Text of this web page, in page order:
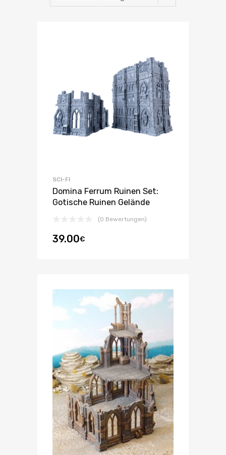
SCI-FI
Domina Ferrum Ruinen Set:
Gotische Ruinen Gelände
(0 Bewertungen)
39.00€